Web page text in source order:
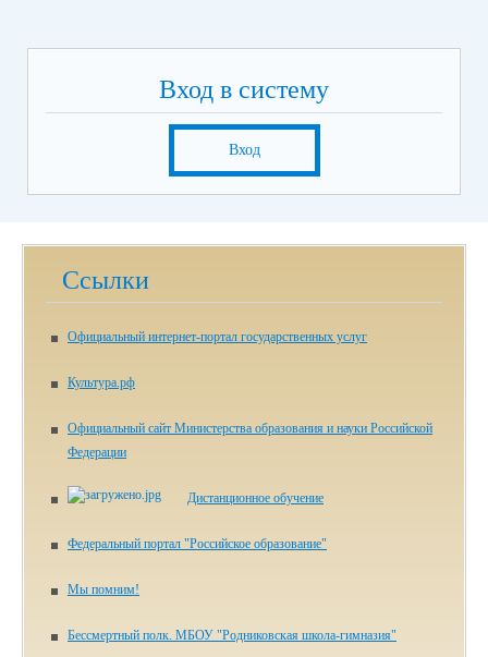
Вход в систему
Вход
Ссылки
Официальный интернет-портал государственных услуг
Культура.рф
Официальный сайт Министерства образования и науки Российской
Федерации
Дистанционное обучение
Федеральный портал "Российское образование"
Мы помним!
Бессмертный полк. МБОУ "Родниковская школа-гимназия"